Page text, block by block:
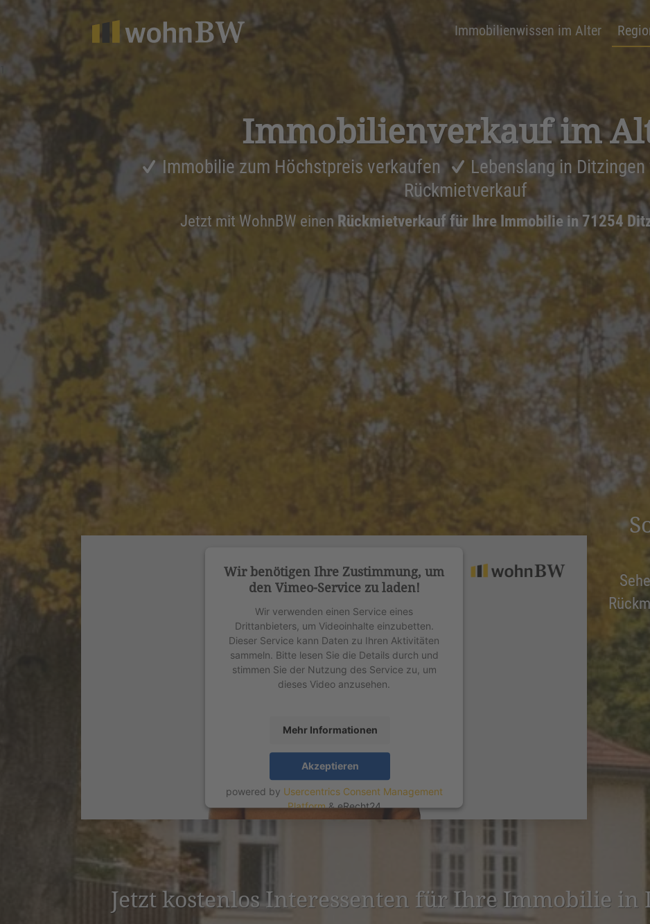
Immobilienwissen im Alter
Immobi­li­en­ver­kauf im
Immobilie zum Höchstpreis verkaufen
Lebenslang in
Rückmietverkauf
Jetzt mit WohnBW einen Rückmietverkauf für Ihre Immobilie in 71254
Wir benötigen Ihre Zustimmung, um
den Vimeo-Service zu laden!
Wir verwenden einen Service eines
Drittanbieters, um Videoinhalte einzubetten.
Dieser Service kann Daten zu Ihren Aktivitäten
sammeln. Bitte lesen Sie die Details durch und
stimmen Sie der Nutzung des Service zu, um
dieses Video anzusehen.
Mehr Informationen
Akzeptieren
powered by Usercentrics Consent Management
Platform&eRecht24
Jetzt kostenlos Inter­es­senten für Ihre Immobilie